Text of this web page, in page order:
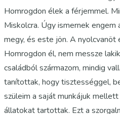
Homrogdon élek a férjemmel.
Miskolcra. Úgy ismernek
megy, és este jön. A nyolcvanöt
Homrogdon él, nem messze
családból származom, mindig
tanítottak, hogy tisztességgel,
szüleim a saját munkájuk
állatokat tartottak. Ezt a